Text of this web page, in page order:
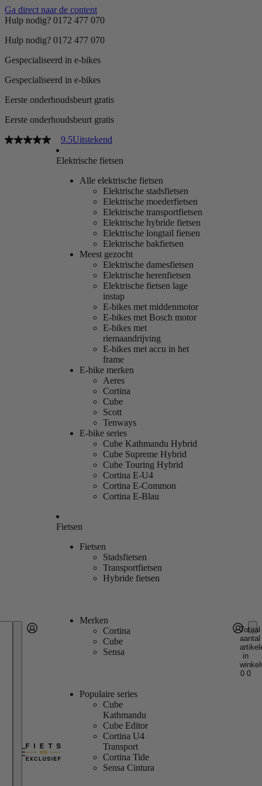
Ga direct naar de content
Hulp nodig? 0172 477 070
Hulp nodig? 0172 477 070
Gespecialiseerd in e-bikes
Gespecialiseerd in e-bikes
Eerste onderhoudsbeurt gratis
Eerste onderhoudsbeurt gratis
9.5Uitstekend
Elektrische fietsen
Alle elektrische fietsen
Elektrische stadsfietsen
Elektrische moederfietsen
Elektrische transportfietsen
Elektrische hybride fietsen
Elektrische longtail fietsen
Elektrische bakfietsen
Meest gezocht
Elektrische damesfietsen
Elektrische herenfietsen
Elektrische fietsen lage
instap
E-bikes met middenmotor
E-bikes met Bosch motor
E-bikes met
riemaandrijving
E-bikes met accu in het
frame
E-bike merken
Aeres
Cortina
Cube
Scott
Tenways
E-bike series
Cube Kathmandu Hybrid
Cube Supreme Hybrid
Cube Touring Hybrid
Cortina E-U4
Cortina E-Common
Cortina E-Blau
Fietsen
Fietsen
Stadsfietsen
Transportfietsen
Hybride fietsen
Merken
Cortina
Cube
Sensa
Populaire series
Cube
Kathmandu
Cube Editor
Cortina U4
Transport
Cortina Tide
Sensa Cintura
Andere inlogoptiesInloggen
Totaal
aantal
in
0 0